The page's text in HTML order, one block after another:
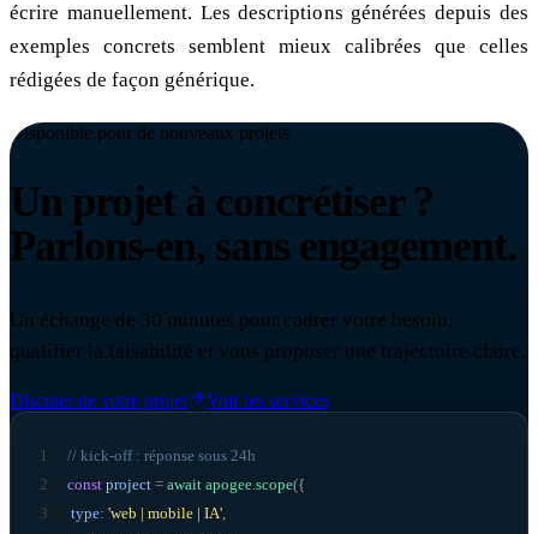
écrire manuellement. Les descriptions générées depuis des
exemples concrets semblent mieux calibrées que celles
rédigées de façon générique.
Disponible pour de nouveaux projets
Un projet à concrétiser ?
Parlons-en, sans engagement.
Un échange de 30 minutes pour cadrer votre besoin,
qualifier la faisabilité et vous proposer une trajectoire claire.
Discuter de votre projet Voir les services
1
// kick-off : réponse sous 24h
2
const project = await apogee scope({
3
type: 'web | mobile | IA'